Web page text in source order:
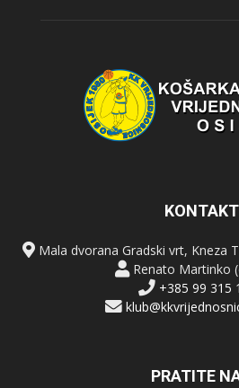
KONTAKT
Mala dvorana Gradski vrt, Kneza
Renato Martinko
+385 99 315
PRATITE